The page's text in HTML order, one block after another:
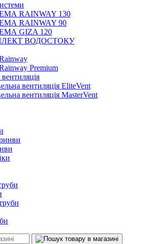
RAINWAY 130
RAINWAY 90
GIZA 120
ВОДОСТОКУ
Premium
вентиляція EliteVent
вентиляція MasterVent